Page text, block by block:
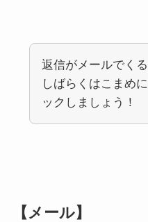
返信がメールでく
しばらくはこまめ
ックしましょう！
【メール】